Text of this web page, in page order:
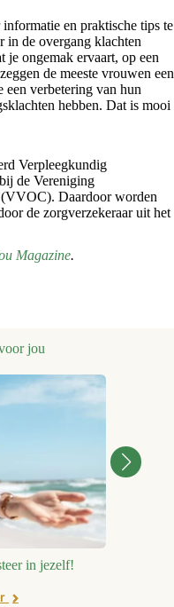
en praktische tips te
in de overgang klachten
je ongemak ervaart, op een
de meeste vrouwen een
een verbetering van hun
hebben. Dat is mooi
Verpleegkundig
de Vereniging
Daardoor worden
de zorgverzekeraar uit het
Magazine.
jou
in jezelf!